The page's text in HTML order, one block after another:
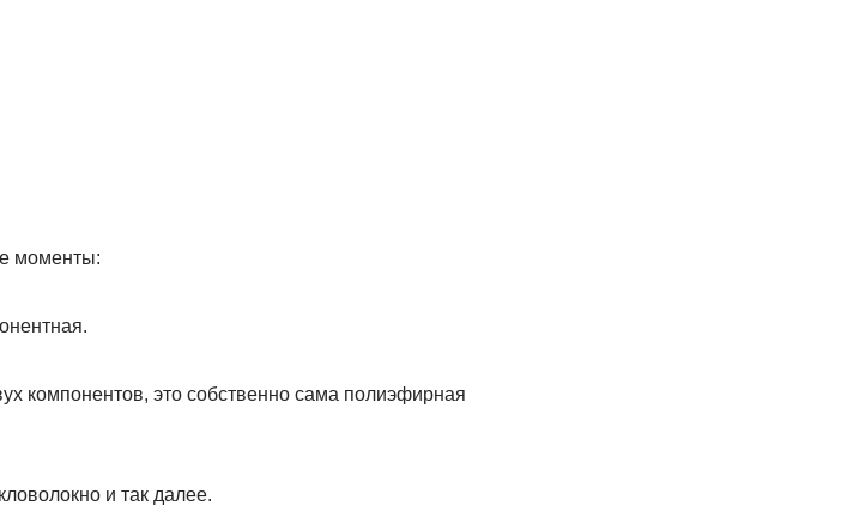
моменты:
компонентов, это собственно сама полиэфирная
и так далее.